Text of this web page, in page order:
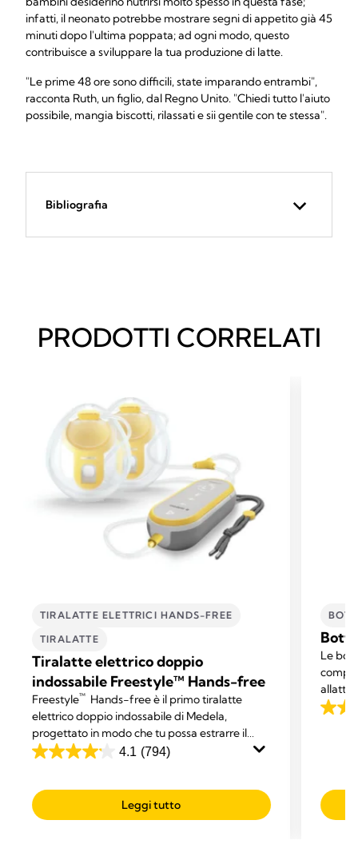
infatti, il neonato potrebbe mostrare segni di appetito già 45
minuti dopo l'ultima poppata; ad ogni modo, questo
contribuisce a sviluppare la tua produzione di latte.
"Le prime 48 ore sono difficili, state imparando entrambi",
racconta Ruth, un figlio, dal Regno Unito. "Chiedi tutto l'aiuto
possibile, mangia biscotti, rilassati e sii gentile con te stessa".
Bibliografia
PRODOTTI CORRELATI
TIRALATTE ELETTRICI HANDS-FREE
TIRALATTE
Tiralatte elettrico doppio
indossabile Freestyle™ Hands-free
Freestyle™ Hands-free è il primo tiralatte
elettrico doppio indossabile di Medela,
progettato in modo che tu possa estrarre il
latte mentre ti dedichi ad altre attività.
4.1 (794)
4.1
5
stelle.
Leggi tutto
Le
sono
4.0
231